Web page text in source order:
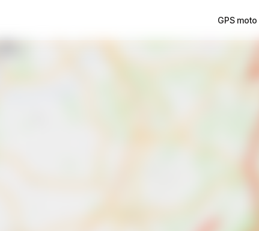
GPS moto